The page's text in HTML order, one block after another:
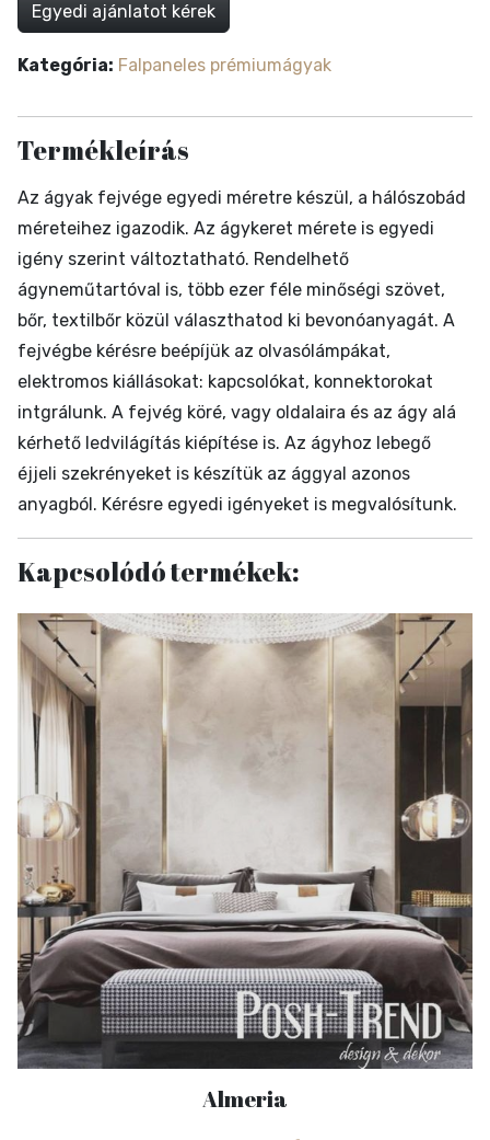
Egyedi ajánlatot kérek
Kategória: Falpaneles prémiumágyak
Termékleírás
Az ágyak fejvége egyedi méretre készül, a hálószobád
méreteihez igazodik. Az ágykeret mérete is egyedi
igény szerint változtatható. Rendelhető
ágyneműtartóval is, több ezer féle minőségi szövet,
bőr, textilbőr közül választhatod ki bevonóanyagát. A
fejvégbe kérésre beépíjük az olvasólámpákat,
elektromos kiállásokat: kapcsolókat, konnektorokat
intgrálunk. A fejvég köré, vagy oldalaira és az ágy alá
kérhető ledvilágítás kiépítése is. Az ágyhoz lebegő
éjjeli szekrényeket is készítük az ággyal azonos
anyagból. Kérésre egyedi igényeket is megvalósítunk.
Kapcsolódó termékek:
Almeria